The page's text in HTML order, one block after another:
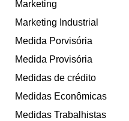
Marketing
Marketing Industrial
Medida Porvisória
Medida Provisória
Medidas de crédito
Medidas Econômicas
Medidas Trabalhistas